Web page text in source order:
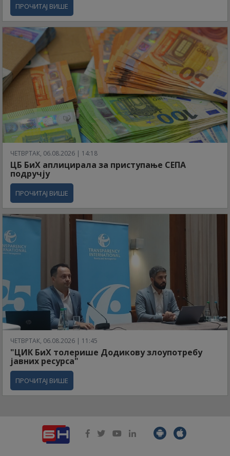
ПРОЧИТАЈ ВИШЕ
ЧЕТВРТАК, 06.08.2026 | 14:18
ЦБ БиХ аплицирала за приступање СЕПА
подручју
ПРОЧИТАЈ ВИШЕ
ЧЕТВРТАК, 06.08.2026 | 11:45
"ЦИК БиХ толерише Додикову злоупотребу
јавних ресурса"
ПРОЧИТАЈ ВИШЕ